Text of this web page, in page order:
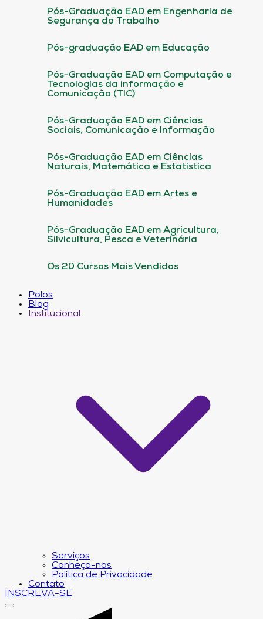
Pós-Graduação EAD em Engenharia de
Segurança do Trabalho
Pós-graduação EAD em Educação
Pós-Graduação EAD em Computação e
Tecnologias da informação e
Comunicação (TIC)
Pós-Graduação EAD em Ciências
Sociais, Comunicação e Informação
Pós-Graduação EAD em Ciências
Naturais, Matemática e Estatística
Pós-Graduação EAD em Artes e
Humanidades
Pós-Graduação EAD em Agricultura,
Silvicultura, Pesca e Veterinária
Os 20 Cursos Mais Vendidos
Polos
Blog
Institucional
Serviços
Conheça-nos
Política de Privacidade
Contato
INSCREVA-SE